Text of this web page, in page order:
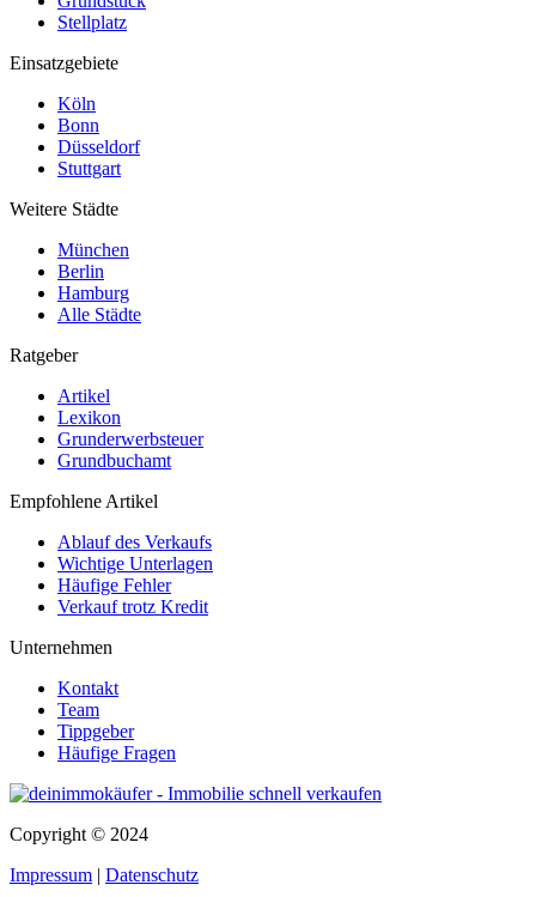
Stellplatz
Einsatzgebiete
Köln
Bonn
Düsseldorf
Stuttgart
Weitere Städte
München
Berlin
Hamburg
Alle Städte
Ratgeber
Artikel
Lexikon
Grunderwerbsteuer
Grundbuchamt
Empfohlene Artikel
Ablauf des Verkaufs
Wichtige Unterlagen
Häufige Fehler
Verkauf trotz Kredit
Unternehmen
Kontakt
Team
Tippgeber
Häufige Fragen
Copyright © 2024
Impressum | Datenschutz